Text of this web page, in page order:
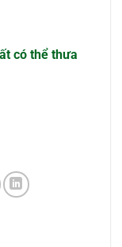
có thể thưa